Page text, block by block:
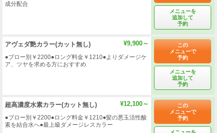
成分配合
メニューを
追加して
予約
アヴェダ艶カラー(カット無し) ¥9,900～
●ブロー別￥2200●ロング料金￥1210●よりダメージケ
ア、ツヤを求める方におすすめ
この
メニューで
予約
メニューを
追加して
予約
超高濃度水素カラー(カット無し) ¥12,100～
●ブロー別￥2200●ロング料金￥1210●髪の悪玉活性酸
素を結合水へ●最上級ダメージレスカラー
この
メニューで
予約
メニューを